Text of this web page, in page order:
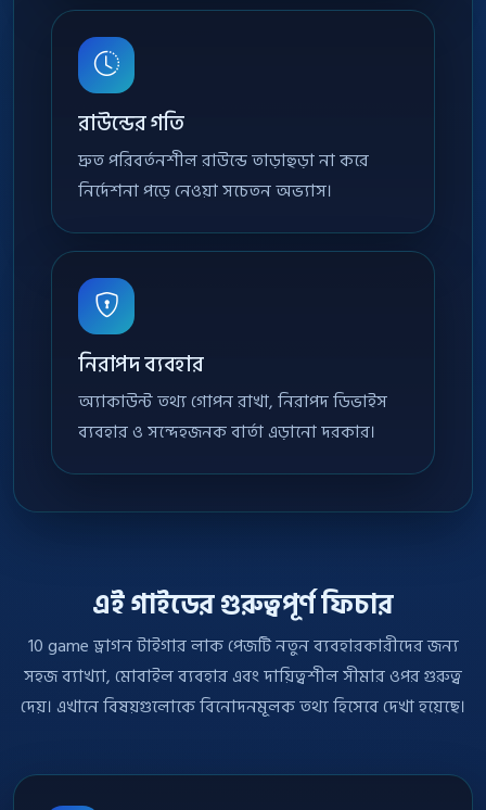
রাউন্ডের গতি
দ্রুত পরিবর্তনশীল রাউন্ডে তাড়াহুড়া না করে
নির্দেশনা পড়ে নেওয়া সচেতন অভ্যাস।
নিরাপদ ব্যবহার
অ্যাকাউন্ট তথ্য গোপন রাখা, নিরাপদ ডিভাইস
ব্যবহার ও সন্দেহজনক বার্তা এড়ানো দরকার।
এই গাইডের গুরুত্বপূর্ণ ফিচার
10 game ড্রাগন টাইগার লাক পেজটি নতুন ব্যবহারকারীদের জন্য
সহজ ব্যাখ্যা, মোবাইল ব্যবহার এবং দায়িত্বশীল সীমার ওপর গুরুত্ব
দেয়। এখানে বিষয়গুলোকে বিনোদনমূলক তথ্য হিসেবে দেখা হয়েছে।